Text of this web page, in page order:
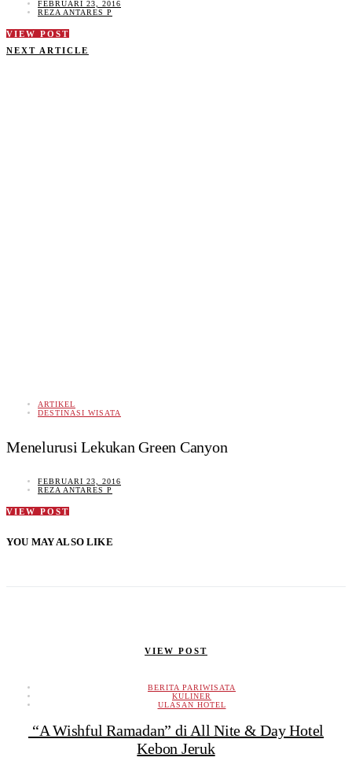
FEBRUARI 23, 2016
REZA ANTARES P
VIEW POST
NEXT ARTICLE
ARTIKEL
DESTINASI WISATA
Menelurusi Lekukan Green Canyon
FEBRUARI 23, 2016
REZA ANTARES P
VIEW POST
YOU MAY ALSO LIKE
VIEW POST
BERITA PARIWISATA
KULINER
ULASAN HOTEL
“A Wishful Ramadan” di All Nite & Day Hotel
Kebon Jeruk